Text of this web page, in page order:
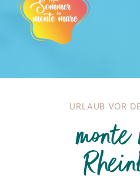
URLAUB VOR